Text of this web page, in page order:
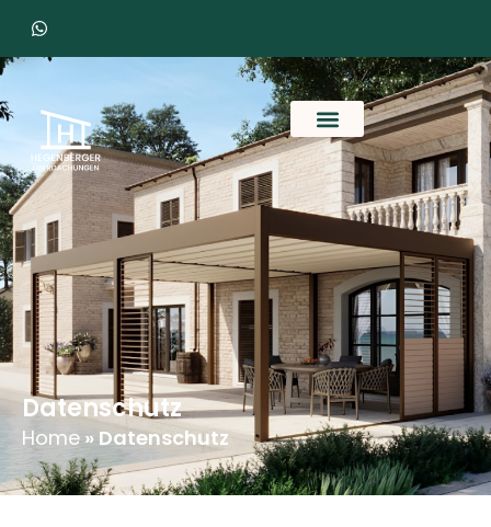
Datenschutz
Home »Datenschutz